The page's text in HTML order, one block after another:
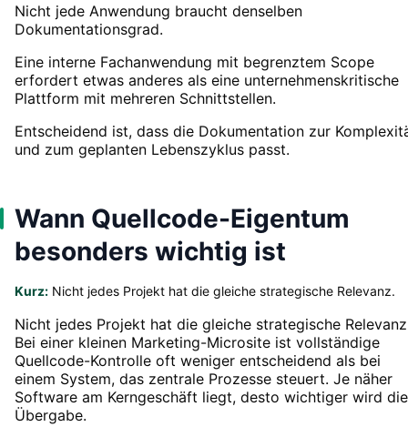
Nicht jede Anwendung braucht denselben
Dokumentationsgrad.
Eine interne Fachanwendung mit begrenztem Scope
erfordert etwas anderes als eine unternehmenskritische
Plattform mit mehreren Schnittstellen.
Entscheidend ist, dass die Dokumentation zur
und zum geplanten Lebenszyklus passt.
Wann Quellcode-Eigentum
besonders wichtig ist
Kurz: Nicht jedes Projekt hat die gleiche strategische Relevanz.
Nicht jedes Projekt hat die gleiche strategische
Bei einer kleinen Marketing-Microsite ist vollständige
Quellcode-Kontrolle oft weniger entscheidend als bei
einem System, das zentrale Prozesse steuert. Je näher
Software am Kerngeschäft liegt, desto wichtiger wird die
Übergabe.